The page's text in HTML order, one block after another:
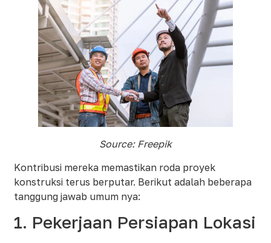
Source: Freepik
Kontribusi mereka memastikan roda proyek
konstruksi terus berputar. Berikut adalah beberapa
tanggung jawab umum nya:
1. Pekerjaan Persiapan Lokasi